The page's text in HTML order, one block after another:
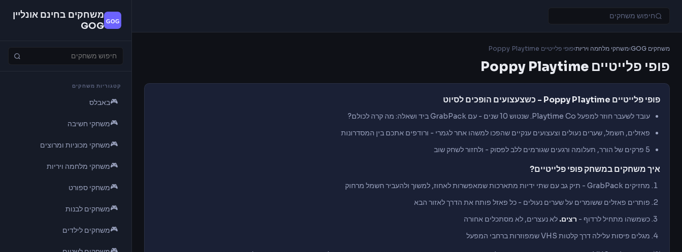
משחקים בחינם אונליין
GOG
קטגוריות משחקים
🎮באבלס
🎮משחקי חשיבה
🎮משחקי מכוניות ומרוצים
🎮משחקי מלחמה ויריות
🎮משחקי ספורט
🎮משחקים לבנות
🎮משחקים לילדים
משחקים GOG ›משחקי מלחמה ויריות›פופי פלייטיים Poppy Playtime
פופי פלייטיים Poppy Playtime
פופי פלייטיים Poppy Playtime - כשצעצועים הופכים לסיוט
עובד לשעבר חוזרלמפעל Playtime Co. שנטוש 10 שנים - עם GrabPack ביד ושאלה: מה קרה לכולם?
פאזלים, חשמל, שערים נעולים וצעצועים ענקיים שהפכו למשהו אחר לגמרי - ורודפים אתכם בין המסדרונות
5 פרקים של הורר, תעלומה ורגעים שגורמים ללב לפסוק - ולחזור לשחק שוב
איך משחקים במשחק פופי פלייטיים?
מחזיקים GrabPack - תיק גב עם שתי ידיות מתארכותשמאפשרות לאחוז, למשוך ולהעביר חשמל מרחוק
פותרים פאזלים ששומרים על שערים נעולים - כל פאזל פותח את הדרך לאזור הבא
כשמשהו מתחיללרדוף - רצים. לא נעצרים, לא מסתכלים אחורה
מגלים פיסות עלילה דרך קלטות VHS שמפוזרות ברחבי המפעל